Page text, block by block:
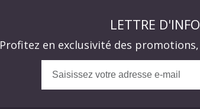
LETTRE
Profitez en exclusivité des